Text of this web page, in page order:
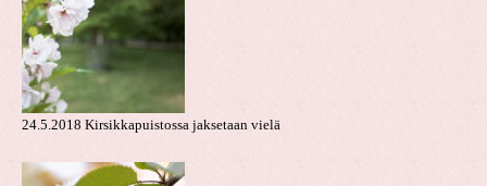
24.5.2018 Kirsikkapuistossa jaksetaan vielä